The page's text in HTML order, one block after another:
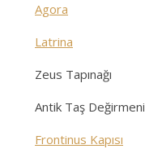
Agora
Latrina
Zeus Tapınağı
Antik Taş Değirmeni
Frontinus Kapısı